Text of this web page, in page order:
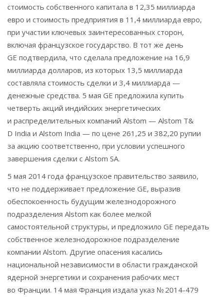
стоимость собственного капитала в 12,35 миллиарда
евро и стоимость предприятия в 11,4 миллиарда евро,
при участии ключевых заинтересованных сторон,
включая французское государство. В тот же день
GE подтвердила, что сделала предложение на 16,9
миллиарда долларов, из которых 13,5 миллиарда
составляла стоимость сделки и 3,4 миллиарда —
денежные средства. 5 мая GE предложила купить
четверть акций индийских энергетических
и распределительных компаний Alstom — Alstom T&
D India и Alstom India — по цене 261,25 и 382,20 рупии
за акцию соответственно, при условии успешного
завершения сделки с Alstom SA.
5 мая 2014 года французское правительство заявило,
что не поддерживает предложение GE, выразив
обеспокоенность будущим железнодорожного
подразделения Alstom как более мелкой
самостоятельной структуры, и предложило GE передать
собственное железнодорожное подразделение
компании Alstom. Другие опасения касались
национальной независимости в области гражданской
ядерной энергетики и сохранения рабочих мест
во Франции. 14 мая Франция издала указ № 2014-479